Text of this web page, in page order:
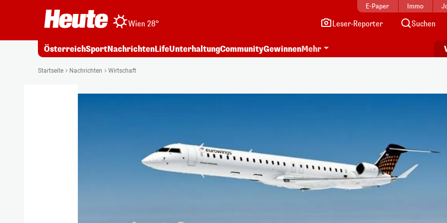
E-Paper Immo
Wien 28° Leser-Reporter Suchen
ÖsterreichSportNachrichtenLifeUnterhaltungCommunityGewinnenMehr
Startseite Nachrichten Wirtschaft